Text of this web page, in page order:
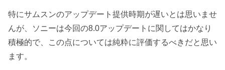
特にサムスンのアップデート提供時期が遅いとは思いませ
んが、ソニーは今回の8.0アップデートに関してはかなり
積極的で、この点については純粋に評価するべきだと思い
ます。